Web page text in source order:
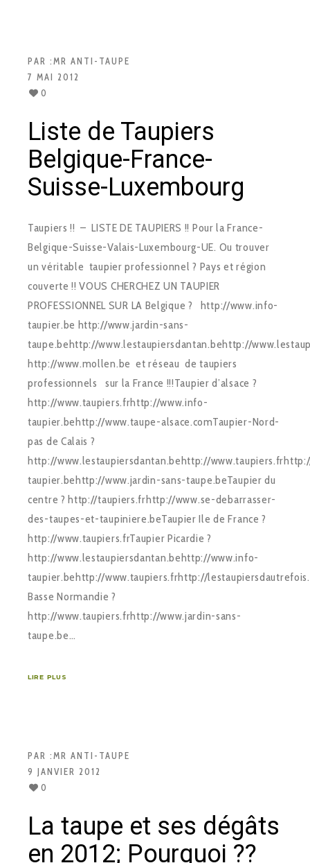
PAR :MR ANTI-TAUPE
7 MAI 2012
0
Liste de Taupiers
Belgique-France-
Suisse-Luxembourg
Taupiers !! – LISTE DE TAUPIERS !! Pour la France-
Belgique-Suisse-Valais-Luxembourg-UE. Ou trouver
un véritable taupier professionnel ? Pays et région
couverte !! VOUS CHERCHEZ UN TAUPIER
PROFESSIONNEL SUR LA Belgique ? http://www.info-
taupier.be http://www.jardin-sans-
taupe.behttp://www.lestaupiersdantan.behttp://
http://www.mollen.be et réseau de taupiers
professionnels sur la France !!!Taupier d’alsace ?
http://www.taupiers.frhttp://www.info-
taupier.behttp://www.taupe-alsace.comTaupier-Nord-
pas de Calais ?
http://www.lestaupiersdantan.behttp://
taupier.behttp://www.jardin-sans-taupe.beTaupier du
centre ? http://taupiers.frhttp://www.se-debarrasser-
des-taupes-et-taupiniere.beTaupier Ile de France ?
http://www.taupiers.frTaupier Picardie ?
http://www.lestaupiersdantan.behttp://www.info-
taupier.behttp://www.taupiers.frhttp://
Basse Normandie ?
http://www.taupiers.frhttp://www.jardin-sans-
taupe.be…
LIRE PLUS
PAR :MR ANTI-TAUPE
9 JANVIER 2012
0
La taupe et ses dégâts
en 2012; Pourquoi ??